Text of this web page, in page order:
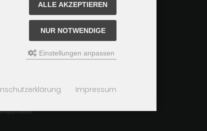
ALLE AKZEPTIEREN
NUR NOTWENDIGE
Einstellungen anpassen
Impressum